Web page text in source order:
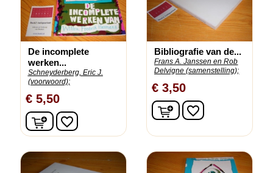
De incomplete
werken...
Schneyderberg, Eric J.
(voorwoord);
€ 5,50
In winkelwagen
favorite_border
Bibliografie van de...
Frans A. Janssen en Rob
Delvigne (samenstelling);
€ 3,50
In winkelwagen
favorite_border